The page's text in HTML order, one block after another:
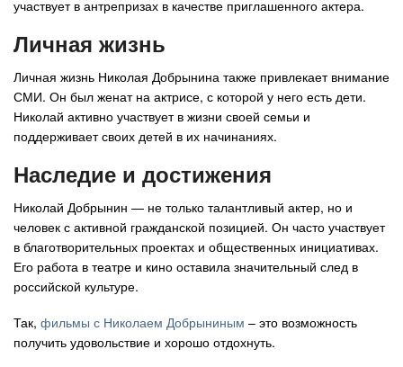
участвует в антрепризах в качестве приглашенного актера.
Личная жизнь
Личная жизнь Николая Добрынина также привлекает внимание
СМИ. Он был женат на актрисе, с которой у него есть дети.
Николай активно участвует в жизни своей семьи и
поддерживает своих детей в их начинаниях.
Наследие и достижения
Николай Добрынин — не только талантливый актер, но и
человек с активной гражданской позицией. Он часто участвует
в благотворительных проектах и общественных инициативах.
Его работа в театре и кино оставила значительный след в
российской культуре.
Так, фильмы с Николаем Добрыниным – это возможность
получить удовольствие и хорошо отдохнуть.